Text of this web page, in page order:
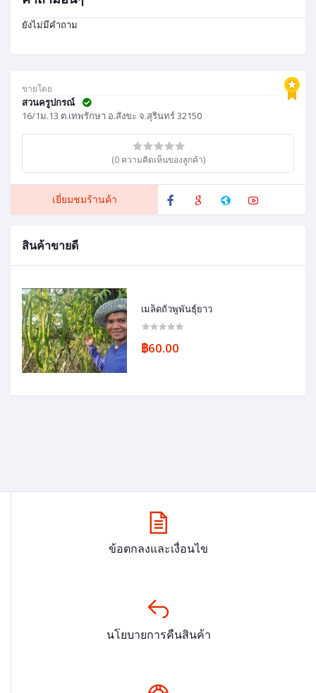
ขายโดย
สวนครูปกรณ์
16/1ม.13 ต.เทพรักษา อ.สังขะ จ.สุรินทร์ 32150
(0 ความคิดเห็นของลูกค้า)
เยี่ยมชมร้านค้า
สินค้าขายดี
เมล็ดถั่วพูพันธุ์ยาว
฿60.00
ยังไม่มีคำถาม
ข้อตกลงและเงื่อนไข
นโยบายการคืนสินค้า